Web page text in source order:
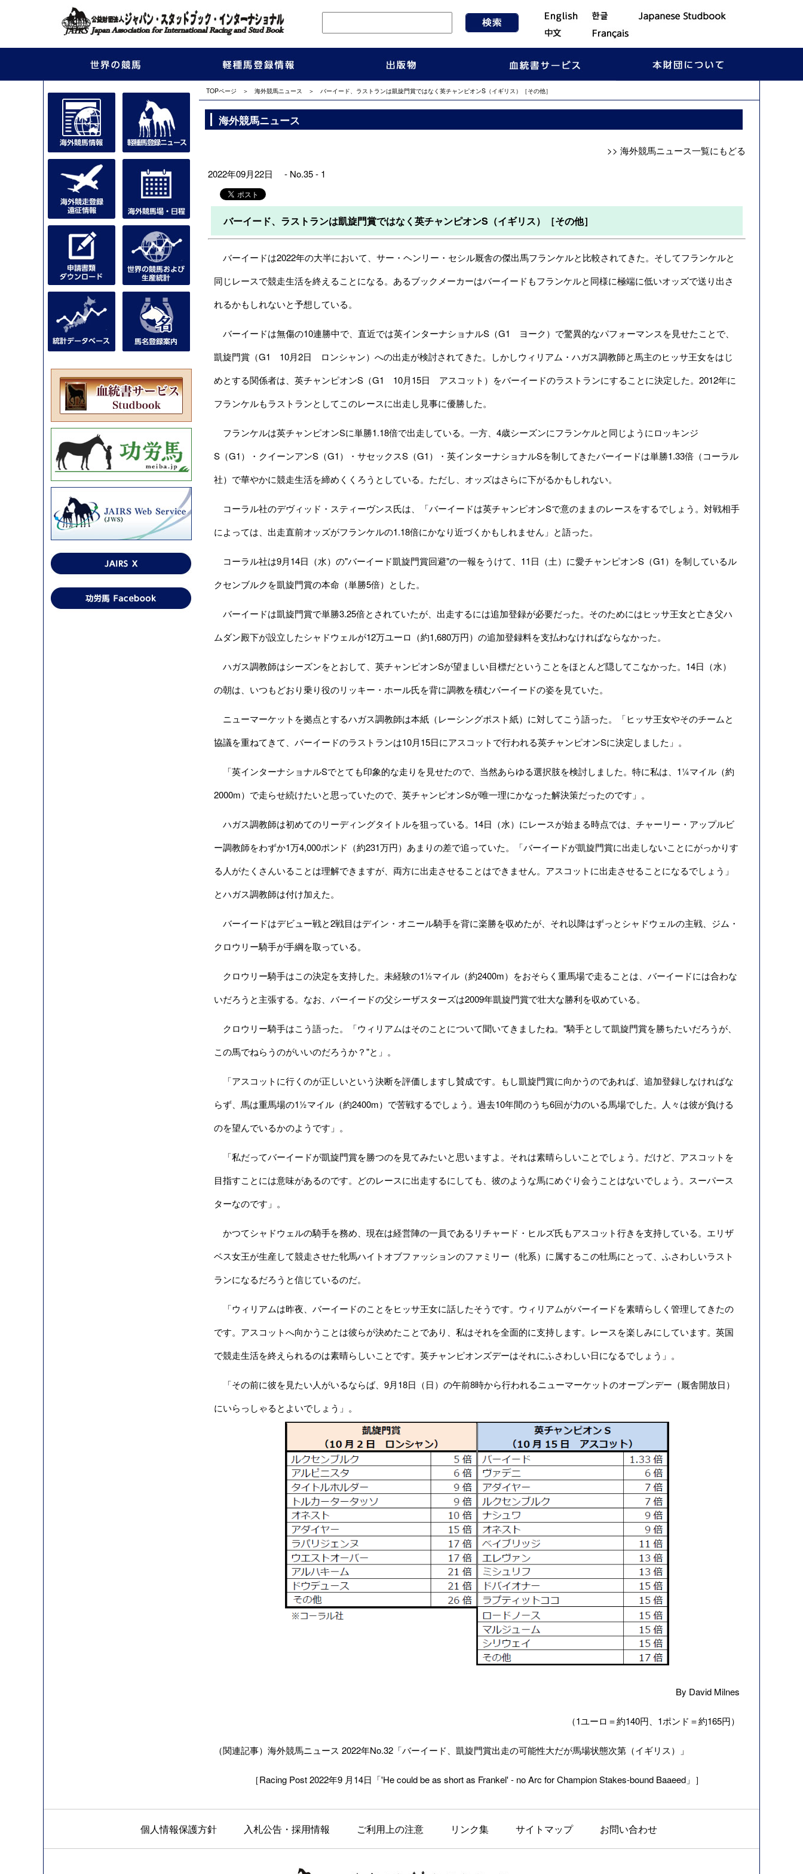
TOPページ ＞ 海外競馬ニュース ＞ バーイード、ラストランは凱旋門賞ではなく英チャンピオンS（イギリス）［その他］
海外競馬ニュース
>> 海外競馬ニュース一覧にもどる
2022年09月22日 - No.35 - 1
バーイード、ラストランは凱旋門賞ではなく英チャンピオンS（イギリス）［その他］
バーイードは2022年の大半において、サー・ヘンリー・セシル厩舎の傑出馬フランケルと比較されてきた。そしてフランケルと
同じレースで競走生活を終えることになる。あるブックメーカーはバーイードもフランケルと同様に極端に低いオッズで送り出さ
れるかもしれないと予想している。
バーイードは無傷の10連勝中で、直近では英インターナショナルS（G1 ヨーク）で驚異的なパフォーマンスを見せたことで、
凱旋門賞（G1 10月2日 ロンシャン）への出走が検討されてきた。しかしウィリアム・ハガス調教師と馬主のヒッサ王女をはじ
めとする関係者は、英チャンピオンS（G1 10月15日 アスコット）をバーイードのラストランにすることに決定した。2012年に
フランケルもラストランとしてこのレースに出走し見事に優勝した。
フランケルは英チャンピオンSに単勝1.18倍で出走している。一方、4歳シーズンにフランケルと同じようにロッキンジ
S（G1）・クイーンアンS（G1）・サセックスS（G1）・英インターナショナルSを制してきたバーイードは単勝1.33倍（コーラル
社）で華やかに競走生活を締めくくろうとしている。ただし、オッズはさらに下がるかもしれない。
コーラル社のデヴィッド・スティーヴンス氏は、「バーイードは英チャンピオンSで意のままのレースをするでしょう。対戦相手
によっては、出走直前オッズがフランケルの1.18倍にかなり近づくかもしれません」と語った。
コーラル社は9月14日（水）の"バーイード凱旋門賞回避"の一報をうけて、11日（土）に愛チャンピオンS（G1）を制しているル
クセンブルクを凱旋門賞の本命（単勝5倍）とした。
バーイードは凱旋門賞で単勝3.25倍とされていたが、出走するには追加登録が必要だった。そのためにはヒッサ王女と亡き父ハ
ムダン殿下が設立したシャドウェルが12万ユーロ（約1,680万円）の追加登録料を支払わなければならなかった。
ハガス調教師はシーズンをとおして、英チャンピオンSが望ましい目標だということをほとんど隠してこなかった。14日（水）
の朝は、いつもどおり乗り役のリッキー・ホール氏を背に調教を積むバーイードの姿を見ていた。
ニューマーケットを拠点とするハガス調教師は本紙（レーシングポスト紙）に対してこう語った。「ヒッサ王女やそのチームと
協議を重ねてきて、バーイードのラストランは10月15日にアスコットで行われる英チャンピオンSに決定しました」。
「英インターナショナルSでとても印象的な走りを見せたので、当然あらゆる選択肢を検討しました。特に私は、1¼マイル（約
2000m）で走らせ続けたいと思っていたので、英チャンピオンSが唯一理にかなった解決策だったのです」。
ハガス調教師は初めてのリーディングタイトルを狙っている。14日（水）にレースが始まる時点では、チャーリー・アップルビ
ー調教師をわずか1万4,000ポンド（約231万円）あまりの差で追っていた。「バーイードが凱旋門賞に出走しないことにがっかりす
る人がたくさんいることは理解できますが、両方に出走させることはできません。アスコットに出走させることになるでしょう」
とハガス調教師は付け加えた。
バーイードはデビュー戦と2戦目はデイン・オニール騎手を背に楽勝を収めたが、それ以降はずっとシャドウェルの主戦、ジム・
クロウリー騎手が手綱を取っている。
クロウリー騎手はこの決定を支持した。未経験の1½マイル（約2400m）をおそらく重馬場で走ることは、バーイードには合わな
いだろうと主張する。なお、バーイードの父シーザスターズは2009年凱旋門賞で壮大な勝利を収めている。
クロウリー騎手はこう語った。「ウィリアムはそのことについて聞いてきましたね。"騎手として凱旋門賞を勝ちたいだろうが、
この馬でねらうのがいいのだろうか？"と」。
「アスコットに行くのが正しいという決断を評価しますし賛成です。もし凱旋門賞に向かうのであれば、追加登録しなければな
らず、馬は重馬場の1½マイル（約2400m）で苦戦するでしょう。過去10年間のうち6回が力のいる馬場でした。人々は彼が負ける
のを望んでいるかのようです」。
「私だってバーイードが凱旋門賞を勝つのを見てみたいと思いますよ。それは素晴らしいことでしょう。だけど、アスコットを
目指すことには意味があるのです。どのレースに出走するにしても、彼のような馬にめぐり会うことはないでしょう。スーパース
ターなのです」。
かつてシャドウェルの騎手を務め、現在は経営陣の一員であるリチャード・ヒルズ氏もアスコット行きを支持している。エリザ
ベス女王が生産して競走させた牝馬ハイトオブファッションのファミリー（牝系）に属するこの牡馬にとって、ふさわしいラスト
ランになるだろうと信じているのだ。
「ウィリアムは昨夜、バーイードのことをヒッサ王女に話したそうです。ウィリアムがバーイードを素晴らしく管理してきたの
です。アスコットへ向かうことは彼らが決めたことであり、私はそれを全面的に支持します。レースを楽しみにしています。英国
で競走生活を終えられるのは素晴らしいことです。英チャンピオンズデーはそれにふさわしい日になるでしょう」。
「その前に彼を見たい人がいるならば、9月18日（日）の午前8時から行われるニューマーケットのオープンデー（厩舎開放日）
にいらっしゃるとよいでしょう」。
By David Milnes
（1ユーロ＝約140円、1ポンド＝約165円）
（関連記事）海外競馬ニュース 2022年No.32「バーイード、凱旋門賞出走の可能性大だが馬場状態次第（イギリス） 」
［Racing Post 2022年9 月14日「'He could be as short as Frankel' - no Arc for Champion Stakes-bound Baaeed」］
個人情報保護方針 入札公告・採用情報 ご利用上の注意 リンク集 サイトマップ お問い合わせ